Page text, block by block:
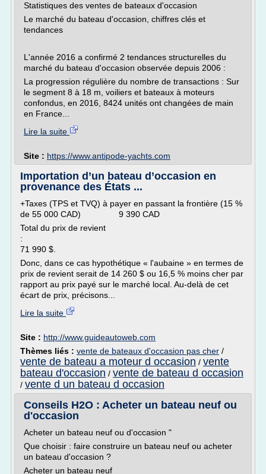
Statistiques des ventes de bateaux d'occasion
Le marché du bateau d'occasion, chiffres clés et
tendances
L'année 2016 a confirmé 2 tendances structurelles du
marché du bateau d'occasion observée depuis 2006 :
La progression régulière du nombre de transactions : Sur
le segment 8 à 18 m, voiliers et bateaux à moteurs
confondus, en 2016, 8424 unités ont changées de main
en France...
Lire la suite
Site : https://www.antipode-yachts.com
Importation d’un bateau d’occasion en
provenance des États ...
+Taxes (TPS et TVQ) à payer en passant la frontière (15 %
de 55 000 CAD) 9 390 CAD
Total du prix de revient
:
71 990 $.
Donc, dans ce cas hypothétique « l'aubaine » en termes de
prix de revient serait de 14 260 $ ou 16,5 % moins cher par
rapport au prix payé sur le marché local. Au-delà de cet
écart de prix, précisons...
Lire la suite
Site : http://www.guideautoweb.com
Thèmes liés : vente de bateaux d'occasion pas cher /
vente de bateau a moteur d occasion / vente
bateau d'occasion / vente de bateau d occasion
/ vente d un bateau d occasion
Conseils H2O : Acheter un bateau neuf ou
d'occasion
Acheter un bateau neuf ou d'occasion "
Que choisir : faire construire un bateau neuf ou acheter
un bateau d'occasion ?
Acheter un bateau neuf